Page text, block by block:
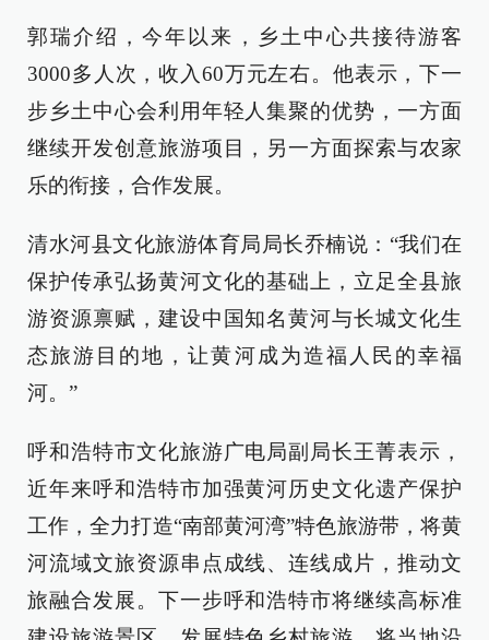
郭瑞介绍，今年以来，乡土中心共接待游客
3000多人次，收入60万元左右。他表示，下一
步乡土中心会利用年轻人集聚的优势，一方面
继续开发创意旅游项目，另一方面探索与农家
乐的衔接，合作发展。
清水河县文化旅游体育局局长乔楠说：“我们在
保护传承弘扬黄河文化的基础上，立足全县旅
游资源禀赋，建设中国知名黄河与长城文化生
态旅游目的地，让黄河成为造福人民的幸福
河。”
呼和浩特市文化旅游广电局副局长王菁表示，
近年来呼和浩特市加强黄河历史文化遗产保护
工作，全力打造“南部黄河湾”特色旅游带，将黄
河流域文旅资源串点成线、连线成片，推动文
旅融合发展。下一步呼和浩特市将继续高标准